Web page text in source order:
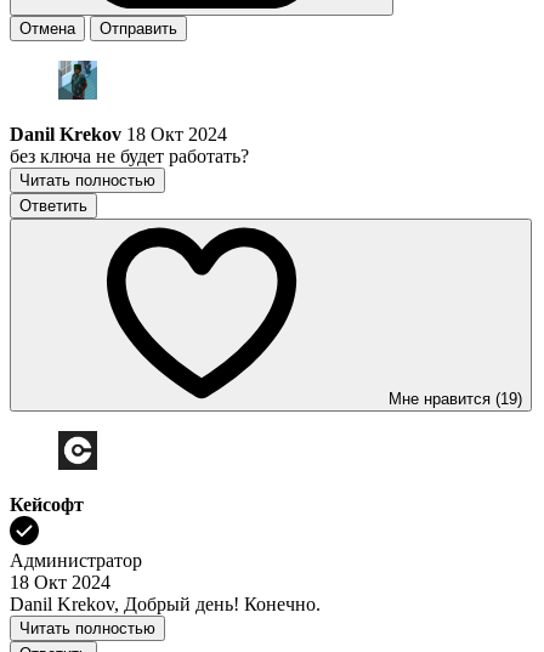
Отмена Отправить
Danil Krekov 18 Окт 2024
без ключа не будет работать?
Читать полностью
Ответить
Мне нравится (19)
Кейсофт
Администратор
18 Окт 2024
Danil Krekov, Добрый день! Конечно.
Читать полностью